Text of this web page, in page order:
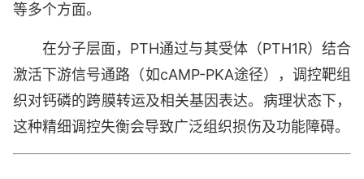
等多个方面。
在分子层面，PTH通过与其受体（PTH1R）结合
激活下游信号通路（如cAMP-PKA途径），调控靶组
织对钙磷的跨膜转运及相关基因表达。病理状态下，
这种精细调控失衡会导致广泛组织损伤及功能障碍。